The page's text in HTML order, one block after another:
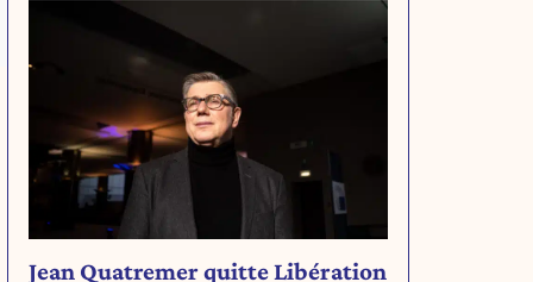
Jean Quatremer quitte Libération